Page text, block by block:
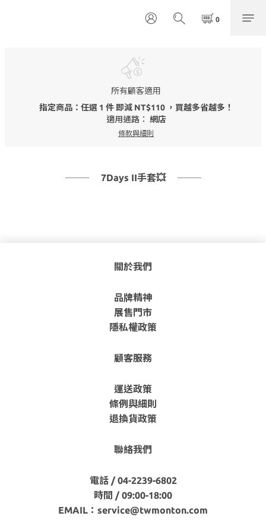
所有顧客適用
指定商品：任選 1 件 即減 NT$110 ，買越多省越多！
適用通路： 網店
條款與細則
7Days II手套💥
關於我們
品牌精神
展售門市
隱私權政策
顧客服務
運送政策
條例與細則
退換貨政策
聯絡我們
電話 / 04-2239-6802
時間 / 09:00-18:00
EMAIL： service@twmonton.com